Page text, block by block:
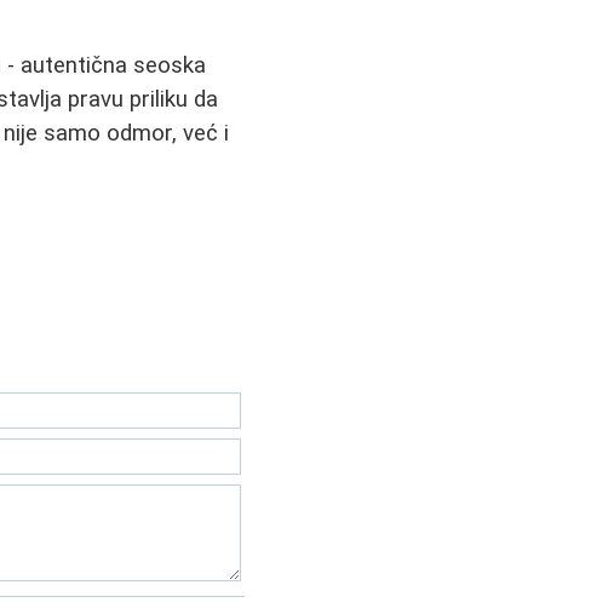
autentična seoska
pravu priliku da
samo odmor, već i